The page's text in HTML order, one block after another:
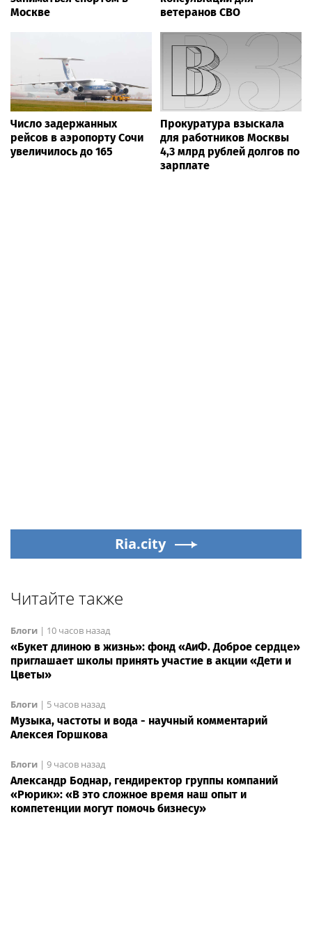
Москве
ветеранов СВО
Число задержанных
рейсов в аэропорту Сочи
увеличилось до 165
Прокуратура взыскала
для работников Москвы
4,3 млрд рублей долгов по
зарплате
Ria.city
Читайте также
Блоги | 10 часов назад
«Букет длиною в жизнь»: фонд «АиФ. Доброе сердце»
приглашает школы принять участие в акции «Дети и
Цветы»
Блоги | 5 часов назад
Музыка, частоты и вода - научный комментарий
Алексея Горшкова
Блоги | 9 часов назад
Александр Боднар, гендиректор группы компаний
«Рюрик»: «В это сложное время наш опыт и
компетенции могут помочь бизнесу»